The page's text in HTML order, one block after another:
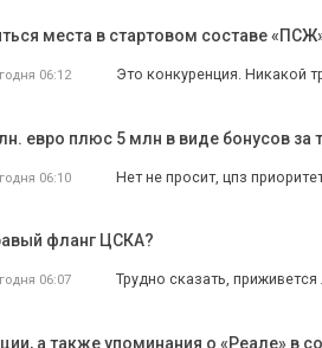
места в стартовом составе
06:12 Это конкуренция. Никакой
евро плюс 5 млн в виде бонусов за
06:10 Нет не просит, цпз
фланг ЦСКА?
06:07 Трудно сказать,
а также упоминания о «Реале» в